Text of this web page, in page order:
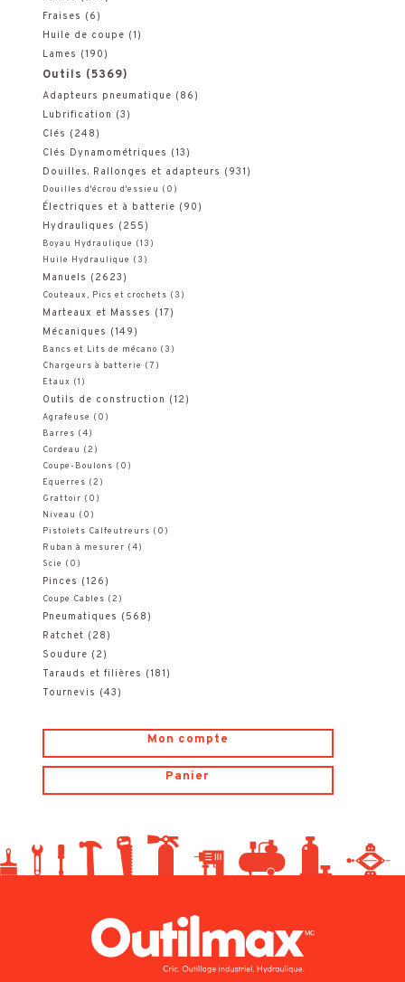
Fraises (6)
Huile de coupe (1)
Lames (190)
Outils (5369)
Adapteurs pneumatique (86)
Lubrification (3)
Clés (248)
Clés Dynamométriques (13)
Douilles, Rallonges et adapteurs (931)
Douilles d'écrou d'essieu (0)
Électriques et à batterie (90)
Hydrauliques (255)
Boyau Hydraulique (13)
Huile Hydraulique (3)
Manuels (2623)
Couteaux, Pics et crochets (3)
Marteaux et Masses (17)
Mécaniques (149)
Bancs et Lits de mécano (3)
Chargeurs à batterie (7)
Etaux (1)
Outils de construction (12)
Agrafeuse (0)
Barres (4)
Cordeau (2)
Coupe-Boulons (0)
Equerres (2)
Grattoir (0)
Niveau (0)
Pistolets Calfeutreurs (0)
Ruban à mesurer (4)
Scie (0)
Pinces (126)
Coupe Cables (2)
Pneumatiques (568)
Ratchet (28)
Soudure (2)
Tarauds et filières (181)
Tournevis (43)
Mon compte
Panier